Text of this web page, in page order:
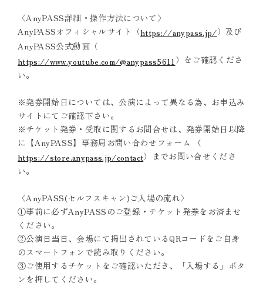
〈AnyPASS詳細・操作方法について〉
AnyPASSオフィシャルサイト（https://anypass.jp/）及び
AnyPASS公式動画（
https://www.youtube.com/@anypass5611 ）をご確認くださ
い。
※発券開始日については、公演によって異なる為、お申込み
サイトにてご確認下さい。
※チケット発券・受取に関するお問合せは、発券開始日以降
に【AnyPASS】事務局お問い合わせフォーム （
https://store.anypass.jp/contact）までお問い合せくださ
い。
〈AnyPASS(セルフスキャン)ご入場の流れ〉
①事前に必ずAnyPASSのご登録・チケット発券をお済ませ
ください。
②公演日当日、会場にて掲出されているQRコードをご自身
のスマートフォンで読み取りください。
③ご使用するチケットをご確認いただき、「入場する」ボタ
ンを押してください。